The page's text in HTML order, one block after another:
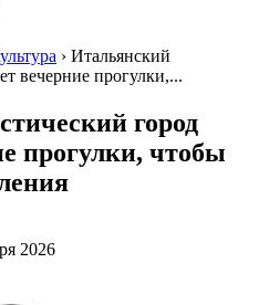
› Итальянский
вечерние прогулки,...
город
прогулки, чтобы
2026